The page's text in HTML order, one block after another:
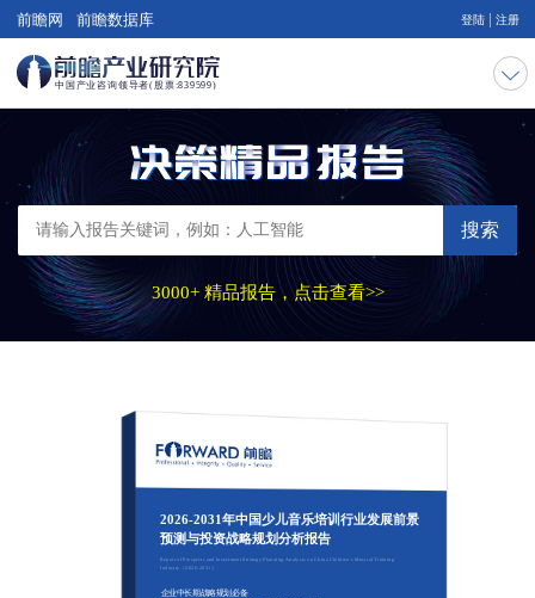
前瞻网 前瞻数据库 登陆 注册
搜索
3000+ 精品报告，点击查看>>
2026-2031年中国少儿音乐培训行业发展前景
预测与投资战略规划分析报告
Report of Prospects and Investment Strategy Planning Analysis on China Children's Musical Training
Industry（2026-2031）
企业中长期战略规划必备